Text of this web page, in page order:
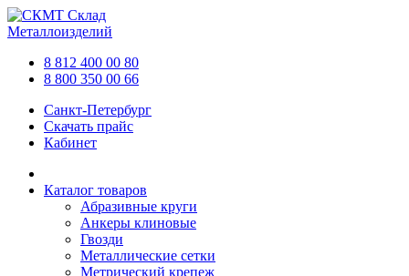
Склад
Металлоизделий
8 812 400 00 80
8 800 350 00 66
Санкт-Петербург
Скачать прайс
Кабинет
Каталог товаров
Абразивные круги
Анкеры клиновые
Гвозди
Металлические сетки
Метрический крепеж